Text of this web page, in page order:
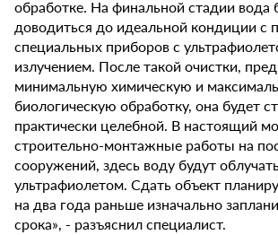
обработке. На финальной стадии вода
доводиться до идеальной кондиции
специальных приборов с
излучением. После такой очистки,
минимальную химическую и
биологическую обработку, она будет
практически целебной. В настоящий
строительно-монтажные работы на
сооружений, здесь воду будут
ультрафиолетом. Сдать объект
на два года раньше изначально
срока», - разъяснил специалист.